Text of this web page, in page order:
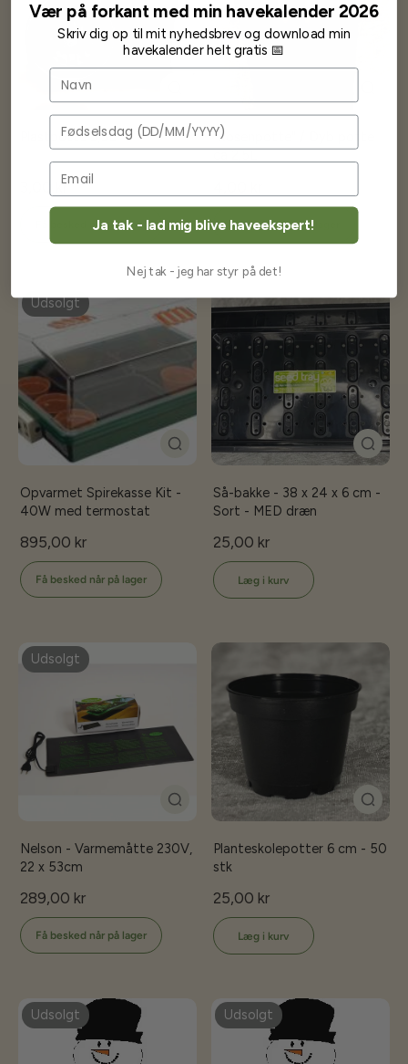
Plastpotte 3,5L
3,00 kr
Få besked når på lager
"Rosenpotte" / Dyb potte
Få besked når på lager
Udsolgt
Opvarmet Spirekasse Kit -
40W med termostat
895,00 kr
Få besked når på lager
Så-bakke - 38 x 24 x 6 cm -
Sort - MED dræn
25,00 kr
Læg i kurv
Udsolgt
Nelson - Varmemåtte 230V,
22 x 53cm
289,00 kr
Få besked når på lager
Planteskolepotter 6 cm - 50
stk
25,00 kr
Læg i kurv
Udsolgt Udsolgt
Vær på forkant med min havekalender 2026
Skriv dig op til mit nyhedsbrev og download min
havekalender helt gratis 📅
Navn
Fødselsdag
Ja tak - lad mig blive haveekspert!
Nej tak - jeg har styr på det!